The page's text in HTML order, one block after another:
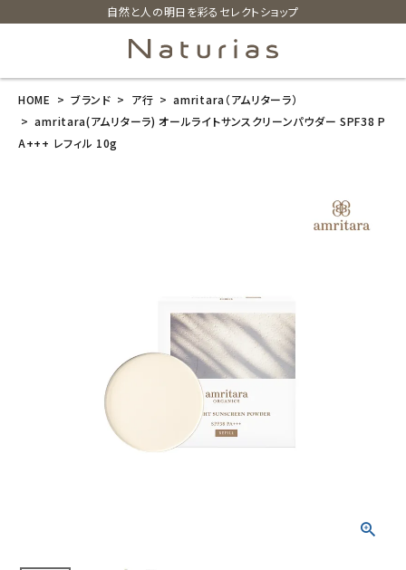
自然と人の明日を彩るセレクトショップ
search
HOME ブランド ア行
amritara（アムリターラ）
amritara(アムリターラ) オールライトサンスクリーンパウダー SPF38 P
A+++ レフィル 10g